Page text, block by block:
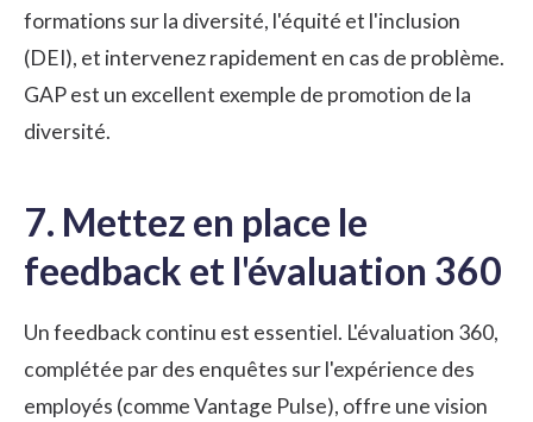
formations sur la diversité, l'équité et l'inclusion
(DEI), et intervenez rapidement en cas de problème.
GAP est un excellent exemple de promotion de la
diversité.
7. Mettez en place le
feedback et l'évaluation 360
Un feedback continu est essentiel. L'évaluation 360,
complétée par des enquêtes sur l'expérience des
employés (comme Vantage Pulse), offre une vision